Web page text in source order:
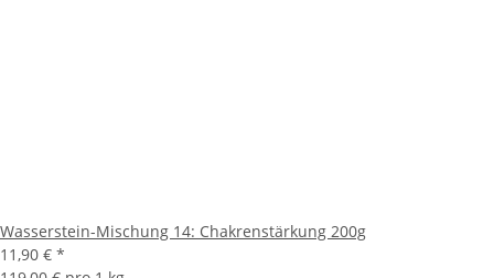
Wasserstein-Mischung 14: Chakrenstärkung 200g
11,90 € *